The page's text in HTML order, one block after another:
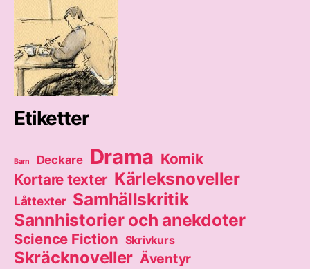
Etiketter
Barn Deckare Drama Komik
Kortare texter Kärleksnoveller
Låttexter Samhällskritik
Sannhistorier och anekdoter
Science Fiction Skrivkurs
Skräcknoveller Äventyr